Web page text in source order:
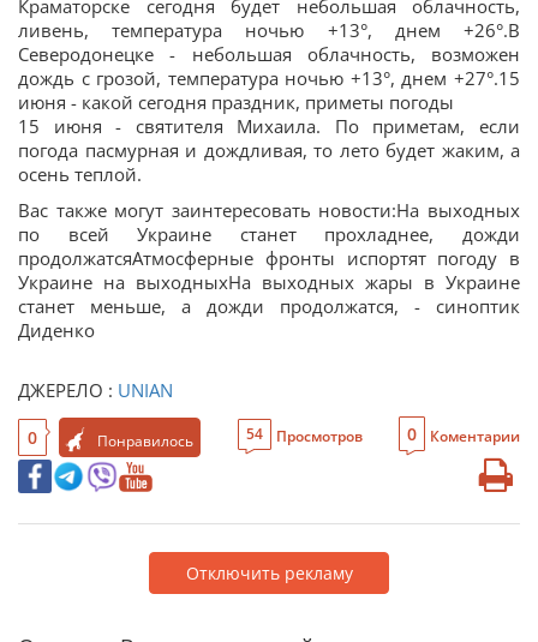
Краматорске сегодня будет небольшая облачность,
ливень, температура ночью +13°, днем +26°.В
Северодонецке - небольшая облачность, возможен
дождь с грозой, температура ночью +13°, днем +27°.15
июня - какой сегодня праздник, приметы погоды
15 июня - святителя Михаила. По приметам, если
погода пасмурная и дождливая, то лето будет жаким, а
осень теплой.
Вас также могут заинтересовать новости:На выходных
по всей Украине станет прохладнее, дожди
продолжатсяАтмосферные фронты испортят погоду в
Украине на выходныхНа выходных жары в Украине
станет меньше, а дожди продолжатся, - синоптик
Диденко
ДЖЕРЕЛО : UNIAN
0 Понравилось 54 Просмотров 0 Коментарии
Отключить рекламу